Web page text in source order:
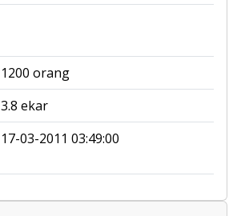
1200 orang
3.8 ekar
17-03-2011 03:49:00